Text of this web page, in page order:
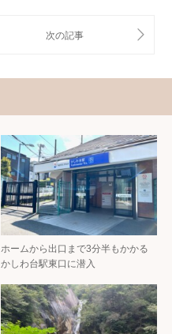
ホームから出口まで3分半もかかる
かしわ台駅東口に潜入